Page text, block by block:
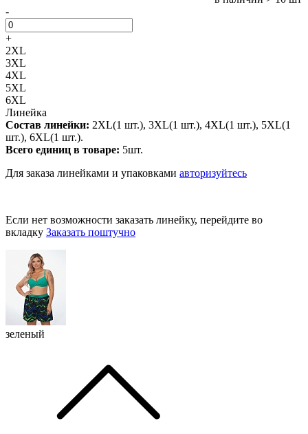
-
+
2XL
3XL
4XL
5XL
6XL
Линейка
Состав линейки: 2XL(1 шт.), 3XL(1 шт.), 4XL(1 шт.), 5XL(1
шт.), 6XL(1 шт.).
Всего единиц в товаре: 5шт.
Для заказа линейками и упаковками авторизуйтесь
Если нет возможности заказать линейку, перейдите во
вкладку Заказать поштучно
зеленый